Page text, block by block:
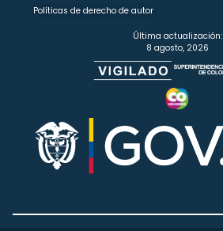
Políticas de derecho de autor
Última actualización:
8 agosto, 2026